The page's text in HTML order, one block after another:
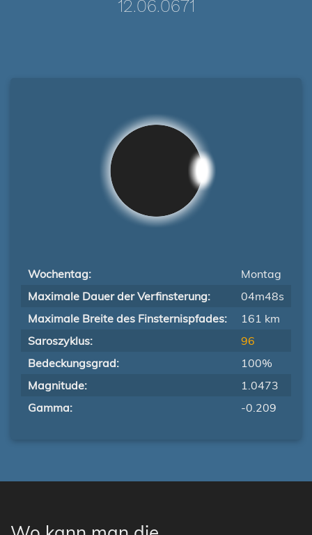
12.06.0671
Wochentag:
Montag
Maximale Dauer der Verfinsterung:
04m48s
Maximale Breite des Finsternispfades:
161 km
Saroszyklus:
96
Bedeckungsgrad:
100%
Magnitude:
1.0473
Gamma:
-0.209